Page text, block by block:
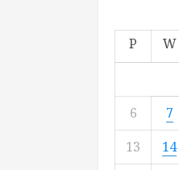
P W
6
7
13
14